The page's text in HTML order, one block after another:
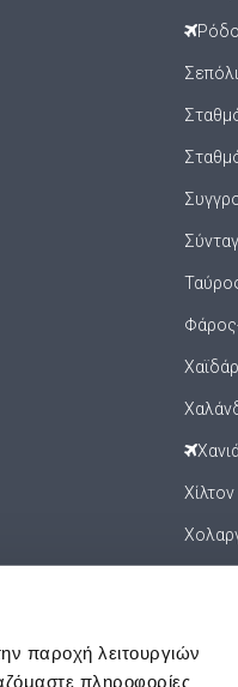
παροχή λειτουργιών
πληροφορίες
Χανιά
Χίλτον